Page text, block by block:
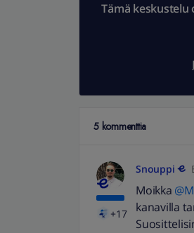
Tämä
5 kommenttia
+17
Snouppi
Moikka
kanavilla